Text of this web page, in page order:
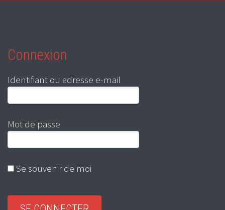
Connexion
Identifiant ou adresse e-mail
Mot de passe
Se souvenir de moi